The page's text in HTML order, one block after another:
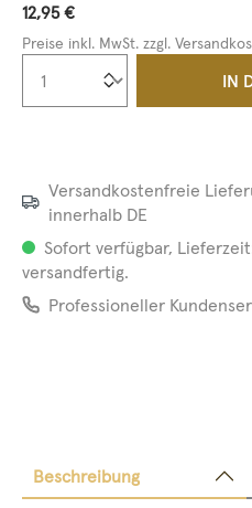
12,95 €
Preise inkl. MwSt. zzgl.
Produkt Anzahl:IN
Versandkostenfreie
innerhalb DE
Sofort verfügbar,
versandfertig.
Professioneller
Beschreibung